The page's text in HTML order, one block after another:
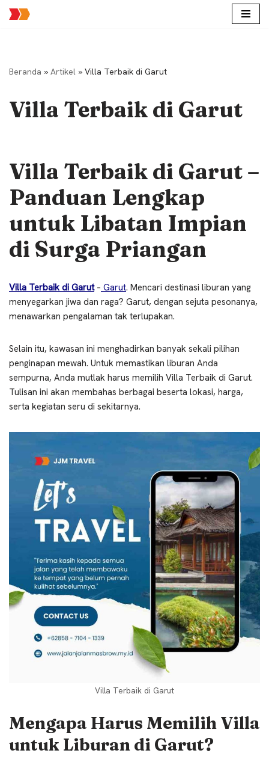
Beranda » Artikel » Villa Terbaik di Garut
Villa Terbaik di Garut
Villa Terbaik di Garut –
Panduan Lengkap
untuk Libatan Impian
di Surga Priangan
Villa Terbaik di Garut– Garut. Mencari destinasi liburan yang
menyegarkan jiwa dan raga? Garut, dengan sejuta pesonanya,
menawarkan pengalaman tak terlupakan.
Selain itu, kawasan ini menghadirkan banyak sekali pilihan
penginapan mewah. Untuk memastikan liburan Anda
sempurna, Anda mutlak harus memilih Villa Terbaik di Garut.
Tulisan ini akan membahas berbagai beserta lokasi, harga,
serta kegiatan seru di sekitarnya.
Villa Terbaik di Garut
Mengapa Harus Memilih Villa
untuk Liburan di Garut?